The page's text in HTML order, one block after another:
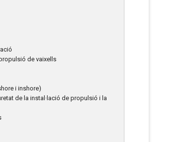
de vaixells
i inshore)
de la instal·lació de propulsió i la